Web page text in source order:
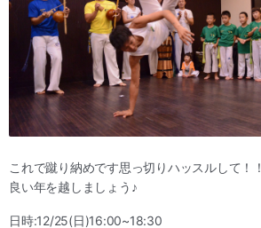
これで蹴り納めです思っ切りハッスルして！！
良い年を越しましょう♪
日時:12/25(日)16:00~18:30